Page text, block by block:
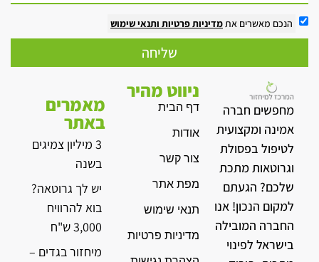
הנכם מאשרים אתמדיניות פרטיות ותנאי שימוש
שליחה
מחפשים חברה
אמינה ומקצועית
לטיפול בפסולת
וגרוטאות מתכת
שלכם? הגעתם
למקום הנכון! אנו
החברה המובילה
בישראל לפינוי
ניווט מהיר
דף הבית
אודות
צור קשר
מפת אתר
תנאי שימוש
מדיניות פרטיות
מאמרים
באתר
3 מיליון צמיגים
בשנה
יש לך גרוטאה?
בוא להרוויח
3,000 ש"ח
מיחזור בגדים –